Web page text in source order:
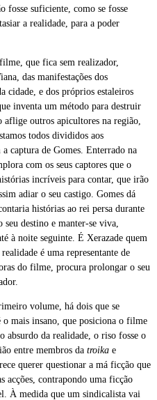
fosse suficiente, como se fosse
a realidade, para a poder
que fica sem realizador,
das manifestações dos
cidade, e dos próprios estaleiros
inventa um método para destruir
aflige outros apicultores na região,
todos divididos aos
captura de Gomes. Enterrado na
com os seus captores que o
incríveis para contar, que irão
adiar o seu castigo. Gomes dá
histórias ao rei persa durante
destino e manter-se viva,
à noite seguinte. É Xerazade quem
é uma representante de
do filme, procura prolongar o seu
volume, há dois que se
o mais insano, que posiciona o filme
absurdo da realidade, o riso fosse o
entre membros da troika e
querer questionar a má ficção que
acções, contrapondo uma ficção
À medida que um sindicalista vai